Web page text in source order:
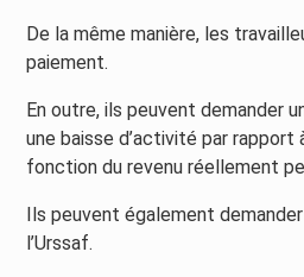
De la même manière, les
paiement.
En outre, ils peuvent demander
une baisse d’activité par
fonction du revenu réellement
Ils peuvent également
l’Urssaf.